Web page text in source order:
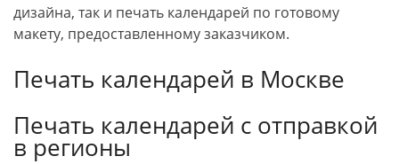
дизайна, так и печать календарей по готовому
макету, предоставленному заказчиком.
Печать календарей в Москве
Печать календарей с отправкой
в регионы